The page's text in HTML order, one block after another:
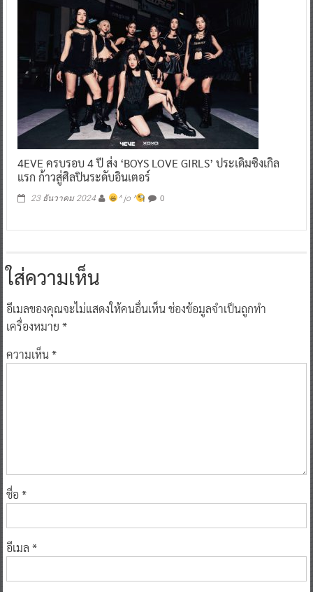
4EVE ครบรอบ 4 ปี ส่ง ‘BOYS LOVE GIRLS’ ประเดิมซิงเกิล
แรก ก้าวสู่ศิลปินระดับอินเตอร์
23 ธันวาคม 2024 ^ jo ^ 0
ใส่ความเห็น
อีเมลของคุณจะไม่แสดงให้คนอื่นเห็นช่องข้อมูลจำเป็นถูกทำ
เครื่องหมาย *
ความเห็น*
ชื่อ *
อีเมล *